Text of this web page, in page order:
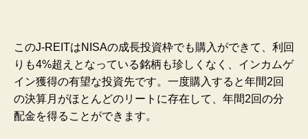
このJ-REITはNISAの成長投資枠でも購入ができて、利回
りも4%超えとなっている銘柄も珍しくなく、インカムゲ
イン獲得の有望な投資先です。一度購入すると年間2回
の決算月がほとんどのリートに存在して、年間2回の分
配金を得ることができます。